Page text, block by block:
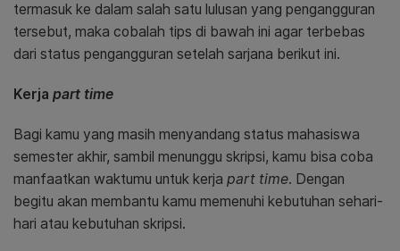
termasuk ke dalam salah satu lulusan yang pengangguran
tersebut, maka cobalah tips di bawah ini agar terbebas
dari status pengangguran setelah sarjana berikut ini.
Kerja part time
Bagi kamu yang masih menyandang status mahasiswa
semester akhir, sambil menunggu skripsi, kamu bisa coba
manfaatkan waktumu untuk kerja part time. Dengan
begitu akan membantu kamu memenuhi kebutuhan sehari-
hari atau kebutuhan skripsi.